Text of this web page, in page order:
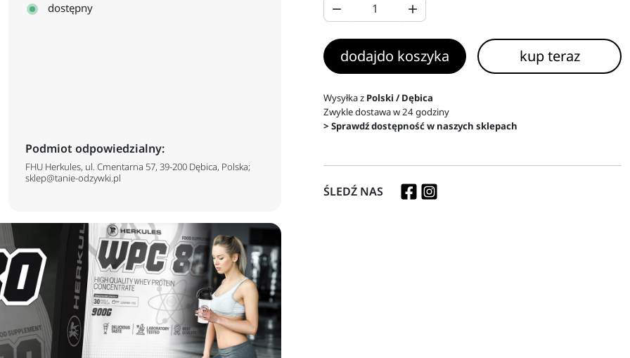
dostępny
Podmiot odpowiedzialny:
FHU Herkules, ul. Cmentarna 57, 39-200 Dębica, Polska;
sklep@tanie-odzywki.pl
 
dodajdo koszyka kup teraz
Wysyłka z Polski / Dębica
Zwykle dostawa w 24 godziny
> Sprawdź dostępność w naszych sklepach
ŚLEDŹ NAS